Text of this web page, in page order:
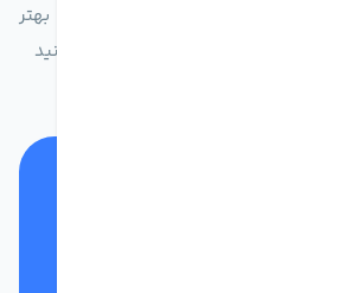
زندگیت ثبت کن برای ارایه خدمات بهتر
30004719 ارسال کنید